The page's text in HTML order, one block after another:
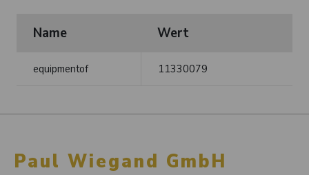
Name Wert
equipmentof 11330079
Paul Wiegand GmbH